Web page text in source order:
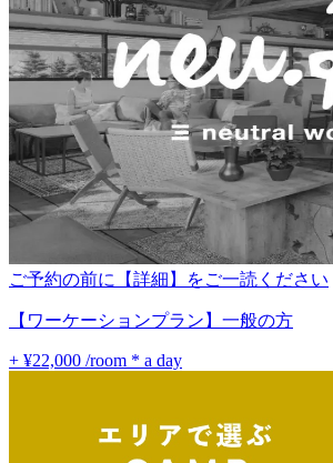
ご予約の前に【詳細】をご一読ください
【ワーケーションプラン】一般の方
+ ¥22,000 /room * a day